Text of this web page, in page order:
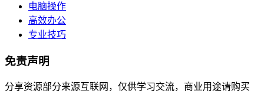
电脑操作
高效办公
专业技巧
免责声明
分享资源部分来源互联网，仅供学习交流，商业用途请购买